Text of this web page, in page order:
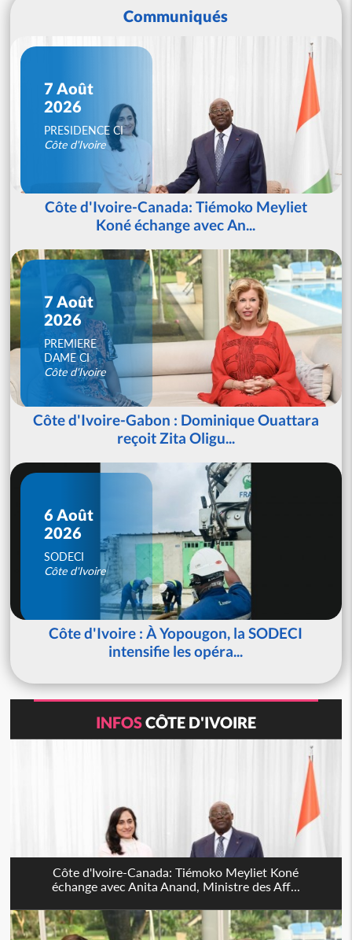
Communiqués
7 Août
2026
PRESIDENCE CI
Côte d'Ivoire
Côte d'Ivoire-Canada: Tiémoko Meyliet
Koné échange avec An...
7 Août
2026
PREMIERE
DAME CI
Côte d'Ivoire
Côte d'Ivoire-Gabon : Dominique Ouattara
reçoit Zita Oligu...
6 Août
2026
SODECI
Côte d'Ivoire
Côte d'Ivoire : À Yopougon, la SODECI
intensifie les opéra...
INFOSCÔTE D'IVOIRE
Côte d'Ivoire-Canada: Tiémoko Meyliet Koné
échange avec Anita Anand, Ministre des Aff...